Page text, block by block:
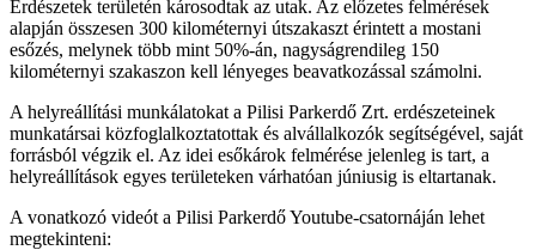
Erdészetek területén károsodtak az utak. Az előzetes felmérések
alapján összesen 300 kilométernyi útszakaszt érintett a mostani
esőzés, melynek több mint 50%-án, nagyságrendileg 150
kilométernyi szakaszon kell lényeges beavatkozással számolni.
A helyreállítási munkálatokat a Pilisi Parkerdő Zrt. erdészeteinek
munkatársai közfoglalkoztatottak és alvállalkozók segítségével, saját
forrásból végzik el. Az idei esőkárok felmérése jelenleg is tart, a
helyreállítások egyes területeken várhatóan júniusig is eltartanak.
A vonatkozó videót a Pilisi Parkerdő Youtube-csatornáján lehet
megtekinteni: